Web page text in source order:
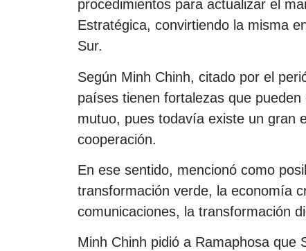
procedimientos para actualizar el
Estratégica, convirtiendo la misma
Sur.
Según Minh Chinh, citado por el
países tienen fortalezas que
mutuo, pues todavía existe un gran
cooperación.
En ese sentido, mencionó como
transformación verde, la economía
comunicaciones, la transformación
Minh Chinh pidió a Ramaphosa que